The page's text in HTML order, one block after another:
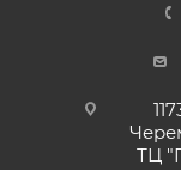
ТЦ